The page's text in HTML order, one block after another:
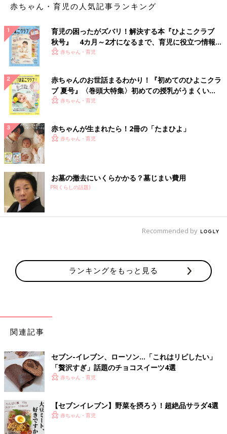
出典：Instagramアカウント「kitada01」
kitadaさんが購入したのは「たことブロッコリー バジルサラ
ダ」というカップサラダ。バジルソース和えの味も、たっぷり入
った枝豆のプチプチ食感もとてもおいしかったそうですよ。ラン
セブンイレブンの食材を組み合わせればヘルシーサ
ラダランチに！
赤ちゃん・育児の人気記事ランキング
育児の困ったがズバリ！解決する本『ひよこクラブ
秋号』 4カ月～2才になるまで、育児に役立つ情報が
いっぱい！
赤ちゃん・育児
赤ちゃんのお世話まるわかり！『初めてのひよこクラ
ブ 夏号』〈巻頭大特集〉初めての授乳がうまくい
く！ おっぱい・ミルクの基本と夏のトラブル 解決テ
赤ちゃん・育児
赤ちゃんが生まれたら！2冊の「たまひよ」
赤ちゃん・育児
お墓の撤去にいくらかかる？墓じまい費用
PR(くらしの話題)
Recommended by
ランキングをもっと見る
関連記事
セブン-イレブン、ローソン…「これはリピしたい」
「贅沢すぎ」話題のチョコスイーツ4選
赤ちゃん・育児
【セブンイレブン】野菜を摂ろう！超絶品サラダ4選
赤ちゃん・育児